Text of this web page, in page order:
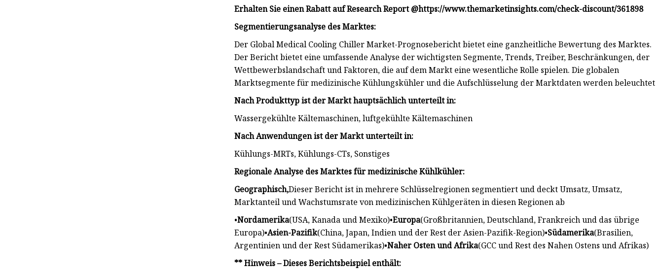
Erhalten Sie einen Rabatt auf Research Report @https://www.themarketinsights.com/check-discount/361898
Segmentierungsanalyse des Marktes:
Der Global Medical Cooling Chiller Market-Prognosebericht bietet eine ganzheitliche Bewertung des Marktes.
Der Bericht bietet eine umfassende Analyse der wichtigsten Segmente, Trends, Treiber, Beschränkungen, der
Wettbewerbslandschaft und Faktoren, die auf dem Markt eine wesentliche Rolle spielen. Die globalen
Marktsegmente für medizinische Kühlungskühler und die Aufschlüsselung der Marktdaten werden beleuchtet
Nach Produkttyp ist der Markt hauptsächlich unterteilt in:
Wassergekühlte Kältemaschinen, luftgekühlte Kältemaschinen
Nach Anwendungen ist der Markt unterteilt in:
Kühlungs-MRTs, Kühlungs-CTs, Sonstiges
Regionale Analyse des Marktes für medizinische Kühlkühler:
Geographisch,Dieser Bericht ist in mehrere Schlüsselregionen segmentiert und deckt Umsatz, Umsatz,
Marktanteil und Wachstumsrate von medizinischen Kühlgeräten in diesen Regionen ab
•Nordamerika(USA, Kanada und Mexiko)•Europa(Großbritannien, Deutschland, Frankreich und das übrige
Europa)•Asien-Pazifik(China, Japan, Indien und der Rest der Asien-Pazifik-Region)•Südamerika(Brasilien,
Argentinien und der Rest Südamerikas)•Naher Osten und Afrika(GCC und Rest des Nahen Ostens und Afrikas)
** Hinweis – Dieses Berichtsbeispiel enthält: